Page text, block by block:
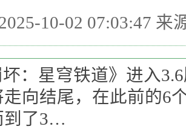
10-02 07:03:47 来
坏：星穹铁道》进入
向结尾，在此前的6
到了3…